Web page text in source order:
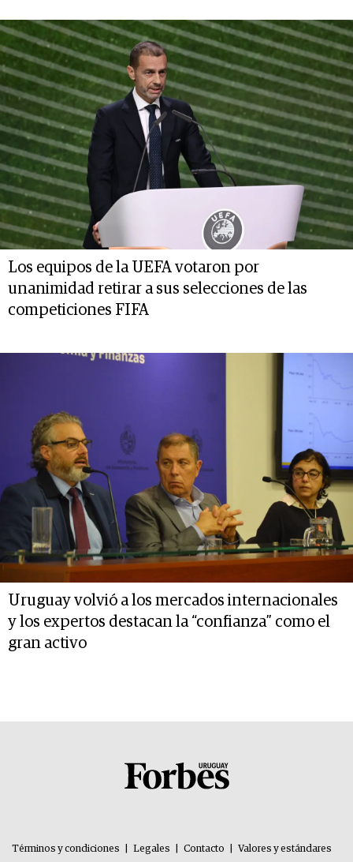
Los equipos de la UEFA votaron por
unanimidad retirar a sus selecciones de las
competiciones FIFA
Uruguay volvió a los mercados internacionales
y los expertos destacan la “confianza” como el
gran activo
Términos y condiciones Legales Contacto
Valores y estándares